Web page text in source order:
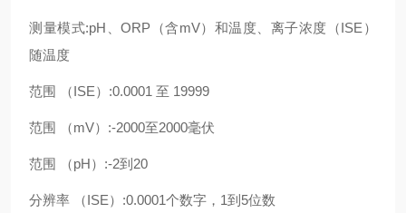
测量模式:pH、ORP（含mV）和温度、离子浓度（ISE）
随温度
范围 （ISE）:0.0001 至 19999
范围 （mV）:-2000至2000毫伏
范围 （pH）:-2到20
分辨率 （ISE）:0.0001个数字，1到5位数